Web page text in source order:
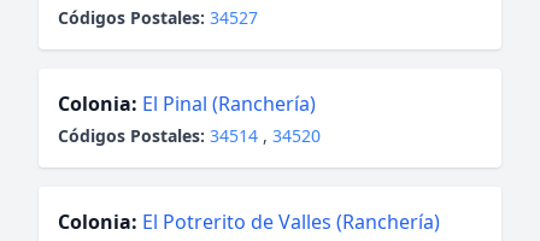
Códigos Postales: 34527
Colonia: El Pinal (Ranchería)
Códigos Postales: 34514 , 34520
Colonia: El Potrerito de Valles (Ranchería)